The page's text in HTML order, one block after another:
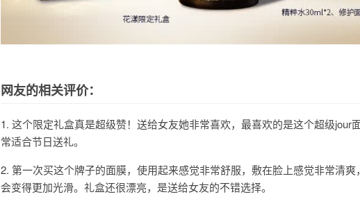
网友的相关评价：
1. 这个限定礼盒真是超级赞！送给女友她非常喜欢，最喜欢的是这个超级jour
常适合节日送礼。
2. 第一次买这个牌子的面膜，使用起来感觉非常舒服，敷在脸上感觉非常清
会变得更加光滑。礼盒还很漂亮，是送给女友的不错选择。